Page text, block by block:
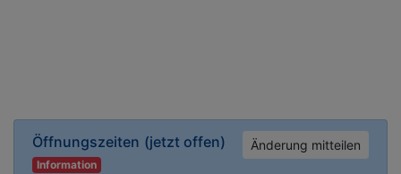
Öffnungszeiten (jetzt offen) Änderung mitteilen
Information